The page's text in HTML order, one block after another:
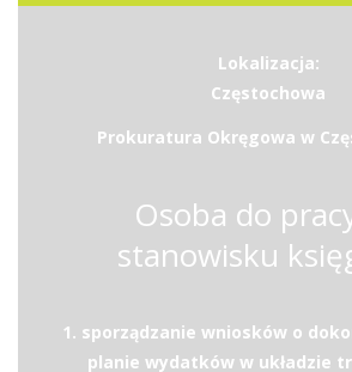
Lokalizacja:
Częstochowa
Prokuratura Okręgowa w
Osoba do
stanowisku
1. sporządzanie wniosków o
planie wydatków w układzie